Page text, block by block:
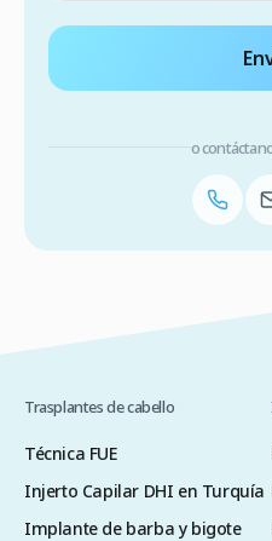
o
Trasplantes de cabello
Técnica FUE
Injerto Capilar DHI en Turquía
Implante de barba y bigote